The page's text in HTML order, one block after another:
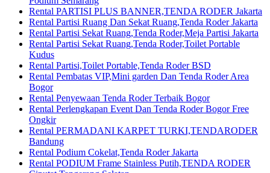
Rental PARTISI PLUS BANNER,TENDA RODER Jakarta
Rental Partisi Ruang Dan Sekat Ruang,Tenda Roder Jakarta
Rental Partisi Sekat Ruang,Tenda Roder,Meja Partisi Jakarta
Rental Partisi Sekat Ruang,Tenda Roder,Toilet Portable
Kudus
Rental Partisi,Toilet Portable,Tenda Roder BSD
Rental Pembatas VIP,Mini garden Dan Tenda Roder Area
Bogor
Rental Penyewaan Tenda Roder Terbaik Bogor
Rental Perlengkapan Event Dan Tenda Roder Bogor Free
Ongkir
Rental PERMADANI KARPET TURKI,TENDARODER
Bandung
Rental Podium Cokelat,Tenda Roder Jakarta
Rental PODIUM Frame Stainless Putih,TENDA RODER